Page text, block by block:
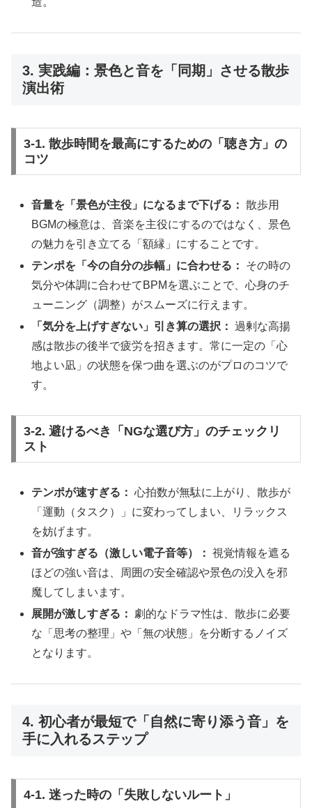
3. 実践編：景色と音を「同期」させる散歩
演出術
3-1. 散歩時間を最高にするための「聴き方」の
コツ
音量を「景色が主役」になるまで下げる： 散歩用
BGMの極意は、音楽を主役にするのではなく、景色
の魅力を引き立てる「額縁」にすることです。
テンポを「今の自分の歩幅」に合わせる：
その時の
気分や体調に合わせてBPMを選ぶことで、心身のチ
ューニング（調整）がスムーズに行えます。
「気分を上げすぎない」引き算の選択： 過剰な高揚
感は散歩の後半で疲労を招きます。常に一定の「心
地よい凪」の状態を保つ曲を選ぶのがプロのコツで
す。
3-2. 避けるべき「NGな選び方」のチェックリ
スト
テンポが速すぎる： 心拍数が無駄に上がり、散歩が
「運動（タスク）」に変わってしまい、リラックス
を妨げます。
音が強すぎる（激しい電子音等）： 視覚情報を遮る
ほどの強い音は、周囲の安全確認や景色の没入を邪
魔してしまいます。
展開が激しすぎる：
劇的なドラマ性は、散歩に必要
な「思考の整理」や「無の状態」を分断するノイズ
となります。
4. 初心者が最短で「自然に寄り添う音」を
手に入れるステップ
4-1. 迷った時の「失敗しないルート」